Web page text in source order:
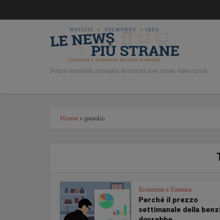
Notizie incredibili, immagini divertenti, cose strane, video curiosi
Home » gasolio
Economia e Finanza
Perché il prezzo
settimanale della